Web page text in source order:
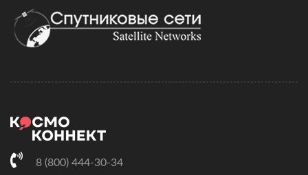
стабильный доступ в интернет для работы, связи
и онлайн-сервисов.
договора и активацию тарифа. Монтаж можно выполнить
Скорость и стоимость зависят от выбранного тарифного
плана, характеристик комплекта и условий установки.
На этой странице вы можете сравнить доступные тарифы
8 (800) 444-30-34